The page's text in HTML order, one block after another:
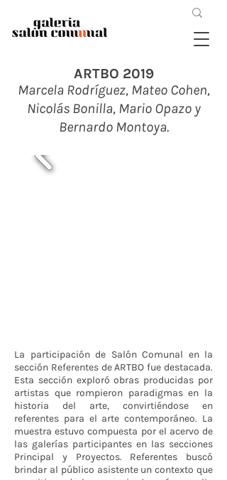
ARTBO 2019
Marcela Rodríguez, Mateo Cohen,
Nicolás Bonilla, Mario Opazo y
Bernardo Montoya.
La participación de Salón Comunal en la
sección Referentes de ARTBO fue destacada.
Esta sección exploró obras producidas por
artistas que rompieron paradigmas en la
historia del arte, convirtiéndose en
referentes para el arte contemporáneo. La
muestra estuvo compuesta por el acervo de
las galerías participantes en las secciones
Principal y Proyectos. Referentes buscó
brindar al público asistente un contexto que